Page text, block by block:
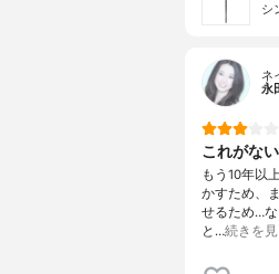
シ
ネ
永
これがな
もう10年以
かすため、
せるため…
と…続きを